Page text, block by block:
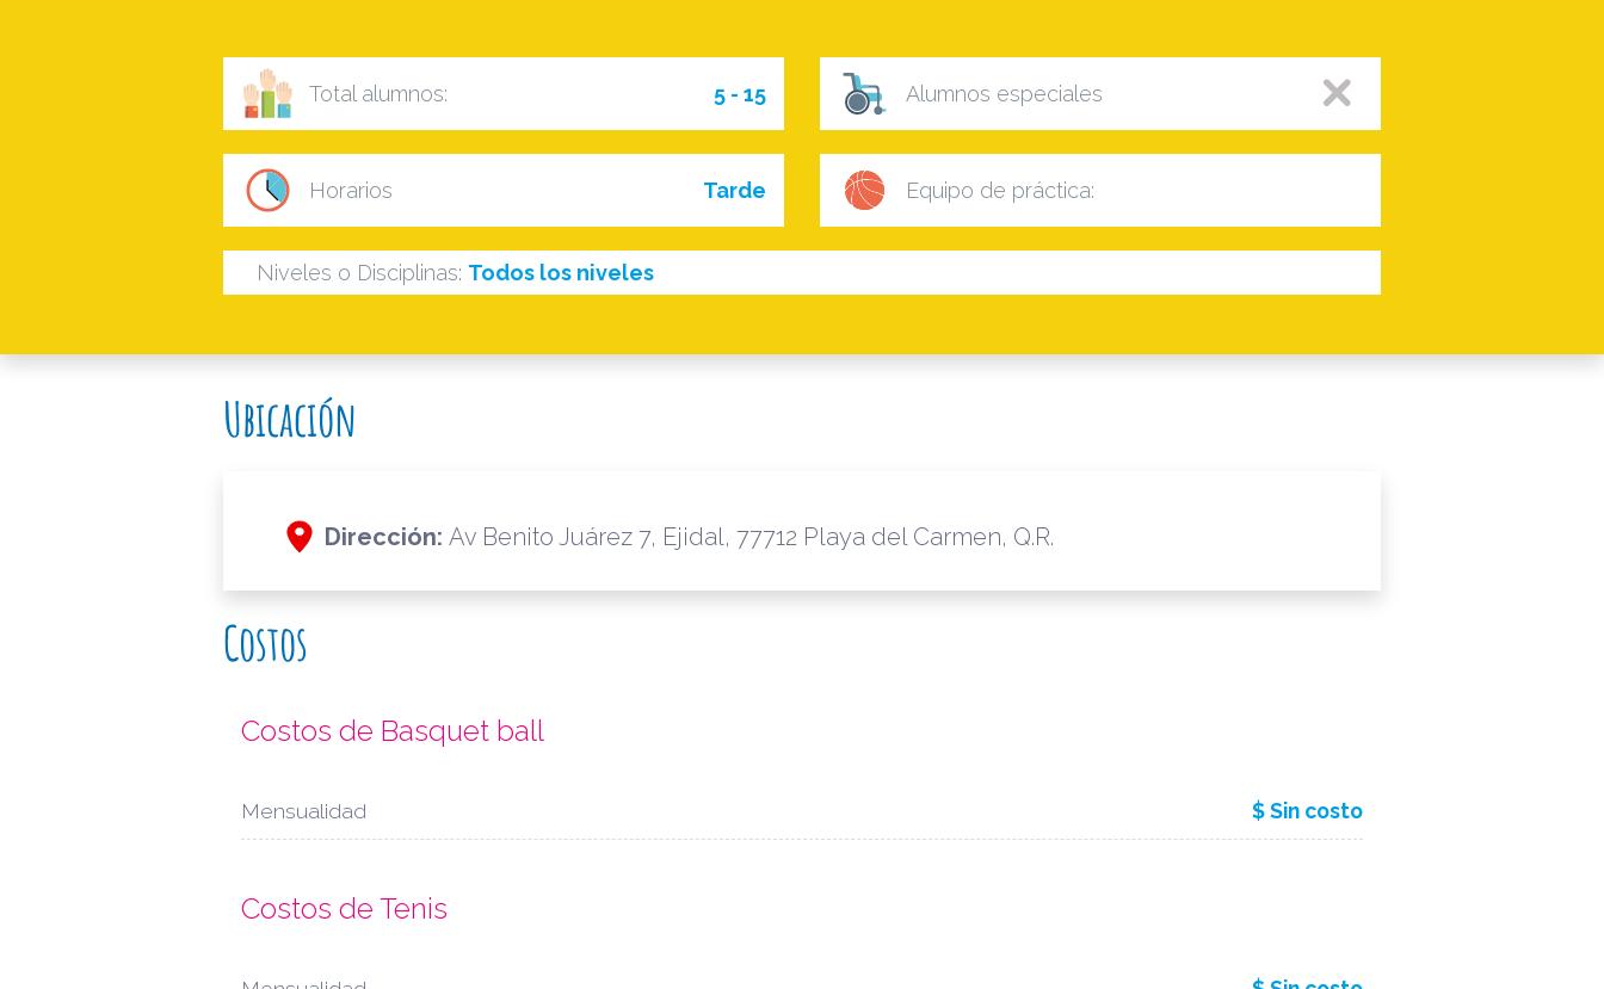
Total alumnos: 5 - 15 Alumnos especiales
Horarios Tarde Equipo de práctica:
Niveles o Disciplinas: Todos los niveles
Ubicación
Dirección: Av Benito Juárez 7, Ejidal, 77712 Playa del Carmen, Q.R.
Costos
Costos de Basquet ball
Mensualidad $ Sin costo
Costos de Tenis